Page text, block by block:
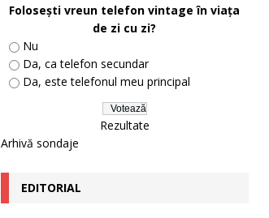
Foloseşti vreun telefon vintage în viaţa
de zi cu zi?
Nu
Da, ca telefon secundar
Da, este telefonul meu principal
Rezultate
Arhivă sondaje
EDITORIAL